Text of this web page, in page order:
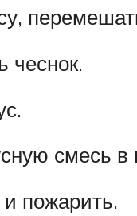
чеснок.
смесь
пожарить.